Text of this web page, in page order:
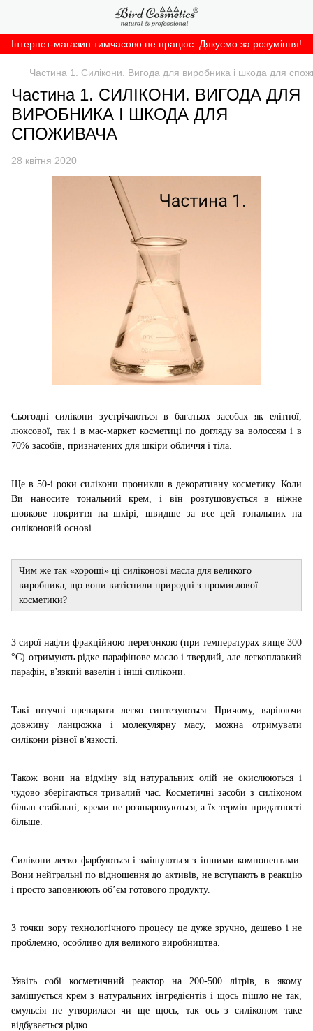
Інтернет-магазин тимчасово не працює. Дякуємо за розуміння!
Частина 1. Силікони. Вигода для виробника і шкода для
Частина 1. СИЛІКОНИ. ВИГОДА ДЛЯ
ВИРОБНИКА І ШКОДА ДЛЯ
СПОЖИВАЧА
28 квітня 2020
Сьогодні силікони зустрічаються в багатьох засобах як елітної,
люксової, так і в мас-маркет косметиці по догляду за волоссям і в
70% засобів, призначених для шкіри обличчя і тіла.
Ще в 50-і роки силікони проникли в декоративну косметику. Коли
Ви наносите тональний крем, і він розтушовується в ніжне
шовкове покриття на шкірі, швидше за все цей тональник на
силіконовій основі.
Чим же так «хороші» ці силіконові масла для великого
виробника, що вони витіснили природні з промислової
косметики?
З сирої нафти фракційною перегонкою (при температурах вище 300
°С) отримують рідке парафінове масло і твердий, але легкоплавкий
парафін, в'язкий вазелін і інші силікони.
Такі штучні препарати легко синтезуються. Причому, варіюючи
довжину ланцюжка і молекулярну масу, можна отримувати
силікони різної в'язкості.
Також вони на відміну від натуральних олій не окислюються і
чудово зберігаються тривалий час. Косметичні засоби з силіконом
більш стабільні, креми не розшаровуються, а їх термін придатності
більше.
Силікони легко фарбуються і змішуються з іншими компонентами.
Вони нейтральні по відношення до активів, не вступають в реакцію
і просто заповнюють об’єм готового продукту.
З точки зору технологічного процесу це дуже зручно, дешево і не
проблемно, особливо для великого виробництва.
Уявіть собі косметичний реактор на 200-500 літрів, в якому
замішується крем з натуральних інгредієнтів і щось пішло не так,
емульсія не утворилася чи ще щось, так ось з силіконом таке
відбувається рідко.